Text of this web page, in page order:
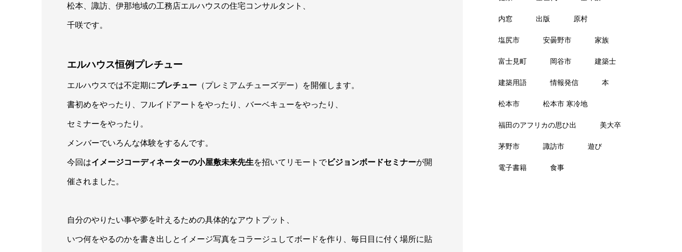
松本、諏訪、伊那地域の工務店エルハウスの住宅コンサルタント、
千咲です。
エルハウス恒例プレチュー
エルハウスでは不定期にプレチュー （プレミアムチューズデー）を開催します。
書初めをやったり、フルイドアートをやったり、バーベキューをやったり、
セミナーをやったり。
メンバーでいろんな体験をするんです。
今回はイメージコーディネーターの小屋敷未来先生を招いてリモートでビジョンボードセミナーが開
催されました。
自分のやりたい事や夢を叶えるための具体的なアウトプット、
いつ何をやるのかを書き出しとイメージ写真をコラージュしてボードを作り、毎日目に付く場所に貼
内窓 出版 原村
塩尻市 安曇野市 家族
富士見町 岡谷市 建築士
建築用語 情報発信 本
松本市 松本市 寒冷地
福田のアフリカの思ひ出 美大卒
茅野市 諏訪市 遊び
電子書籍 食事